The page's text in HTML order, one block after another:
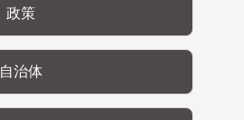
政策
自治体